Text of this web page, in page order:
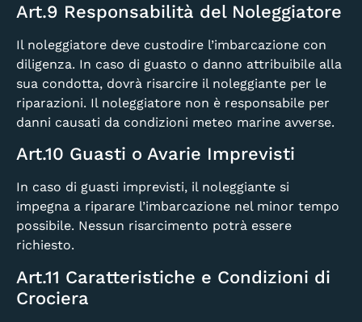
Art.9 Responsabilità del Noleggiatore
Il noleggiatore deve custodire l’imbarcazione con
diligenza. In caso di guasto o danno attribuibile alla
sua condotta, dovrà risarcire il noleggiante per le
riparazioni. Il noleggiatore non è responsabile per
danni causati da condizioni meteo marine avverse.
Art.10 Guasti o Avarie Imprevisti
In caso di guasti imprevisti, il noleggiante si
impegna a riparare l’imbarcazione nel minor tempo
possibile. Nessun risarcimento potrà essere
richiesto.
Art.11 Caratteristiche e Condizioni di
Crociera